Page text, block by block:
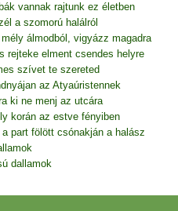
vannak rajtunk ez életben
a szomorú halálról
álmodból, vigyázz magadra
rejteke elment csendes helyre
szívet te szereted
az Atyaúristennek
ki ne menj az utcára
korán az estve fényiben
part fölött csónakján a halász
dallamok